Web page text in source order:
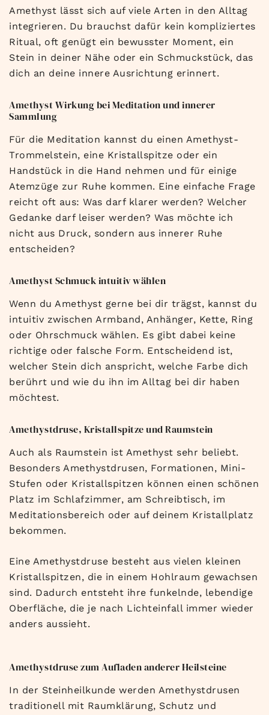
Amethyst lässt sich auf viele Arten in den Alltag
integrieren. Du brauchst dafür kein kompliziertes
Ritual, oft genügt ein bewusster Moment, ein
Stein in deiner Nähe oder ein Schmuckstück, das
dich an deine innere Ausrichtung erinnert.
Amethyst Wirkung bei Meditation und innerer
Sammlung
Für die Meditation kannst du einen Amethyst-
Trommelstein, eine Kristallspitze oder ein
Handstück in die Hand nehmen und für einige
Atemzüge zur Ruhe kommen. Eine einfache Frage
reicht oft aus: Was darf klarer werden? Welcher
Gedanke darf leiser werden? Was möchte ich
nicht aus Druck, sondern aus innerer Ruhe
entscheiden?
Amethyst Schmuck intuitiv wählen
Wenn du Amethyst gerne bei dir trägst, kannst du
intuitiv zwischen Armband, Anhänger, Kette, Ring
oder Ohrschmuck wählen. Es gibt dabei keine
richtige oder falsche Form. Entscheidend ist,
welcher Stein dich anspricht, welche Farbe dich
berührt und wie du ihn im Alltag bei dir haben
möchtest.
Amethystdruse, Kristallspitze und Raumstein
Auch als Raumstein ist Amethyst sehr beliebt.
Besonders Amethystdrusen, Formationen, Mini-
Stufen oder Kristallspitzen können einen schönen
Platz im Schlafzimmer, am Schreibtisch, im
Meditationsbereich oder auf deinem Kristallplatz
bekommen.
Eine Amethystdruse besteht aus vielen kleinen
Kristallspitzen, die in einem Hohlraum gewachsen
sind. Dadurch entsteht ihre funkelnde, lebendige
Oberfläche, die je nach Lichteinfall immer wieder
anders aussieht.
Amethystdruse zum Aufladen anderer Heilsteine
In der Steinheilkunde werden Amethystdrusen
traditionell mit Raumklärung, Schutz und